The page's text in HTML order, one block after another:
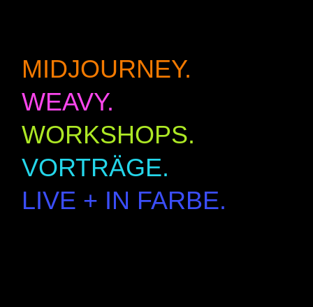
MIDJOURNEY.
WEAVY.
WORKSHOPS.
VORTRÄGE.
LIVE + IN FARBE.